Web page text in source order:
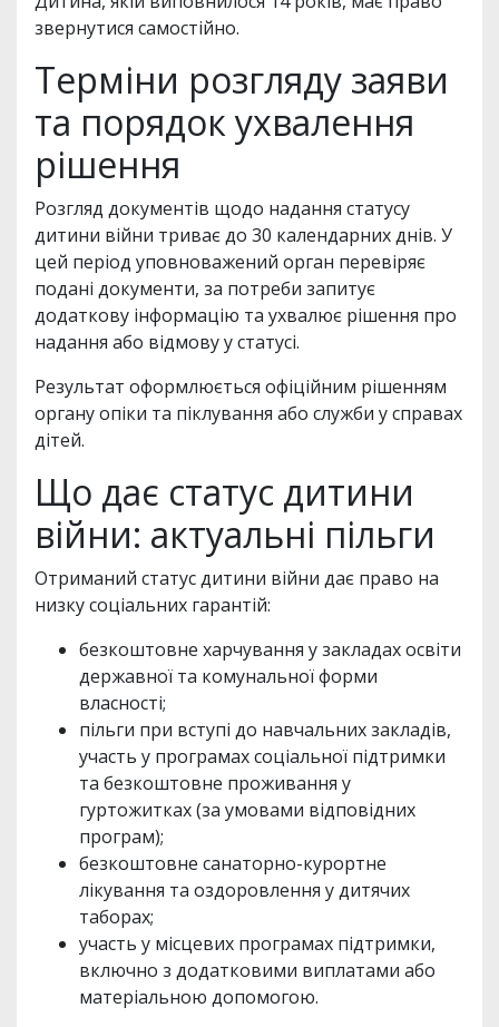
звернутися самостійно.
Терміни розгляду заяви
та порядок ухвалення
рішення
Розгляд документів щодо надання статусу
дитини війни триває до 30 календарних днів. У
цей період уповноважений орган перевіряє
подані документи, за потреби запитує
додаткову інформацію та ухвалює рішення про
надання або відмову у статусі.
Результат оформлюється офіційним рішенням
органу опіки та піклування або служби у справах
дітей.
Що дає статус дитини
війни: актуальні пільги
Отриманий статус дитини війни дає право на
низку соціальних гарантій:
безкоштовне харчування у закладах освіти
державної та комунальної форми
власності;
пільги при вступі до навчальних закладів,
участь у програмах соціальної підтримки
та безкоштовне проживання у
гуртожитках (за умовами відповідних
програм);
безкоштовне санаторно-курортне
лікування та оздоровлення у дитячих
таборах;
участь у місцевих програмах підтримки,
включно з додатковими виплатами або
матеріальною допомогою.